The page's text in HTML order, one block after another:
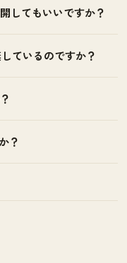
してもいいですか？
ているのですか？
？